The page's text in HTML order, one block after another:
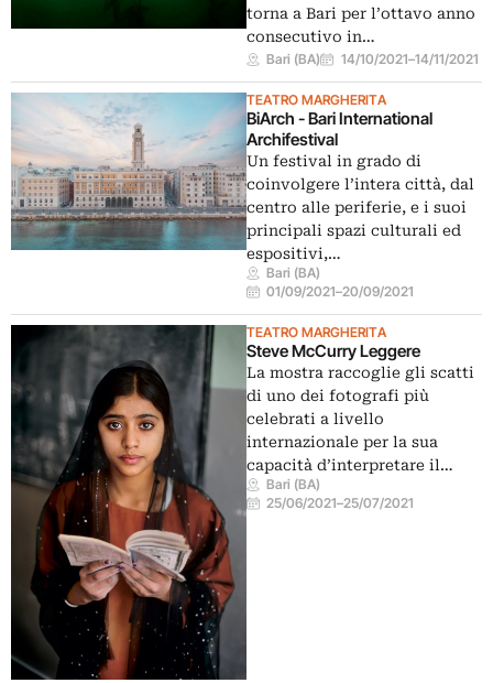
torna a Bari per l’ottavo anno
consecutivo in…
Bari (BA) 14/10/2021–14/11/2021
TEATRO MARGHERITA
BiArch - Bari International
Archifestival
Un festival in grado di
coinvolgere l’intera città, dal
centro alle periferie, e i suoi
principali spazi culturali ed
espositivi,…
Bari (BA)
01/09/2021–20/09/2021
TEATRO MARGHERITA
Steve McCurry Leggere
La mostra raccoglie gli scatti
di uno dei fotografi più
celebrati a livello
internazionale per la sua
capacità d’interpretare il…
Bari (BA)
25/06/2021–25/07/2021